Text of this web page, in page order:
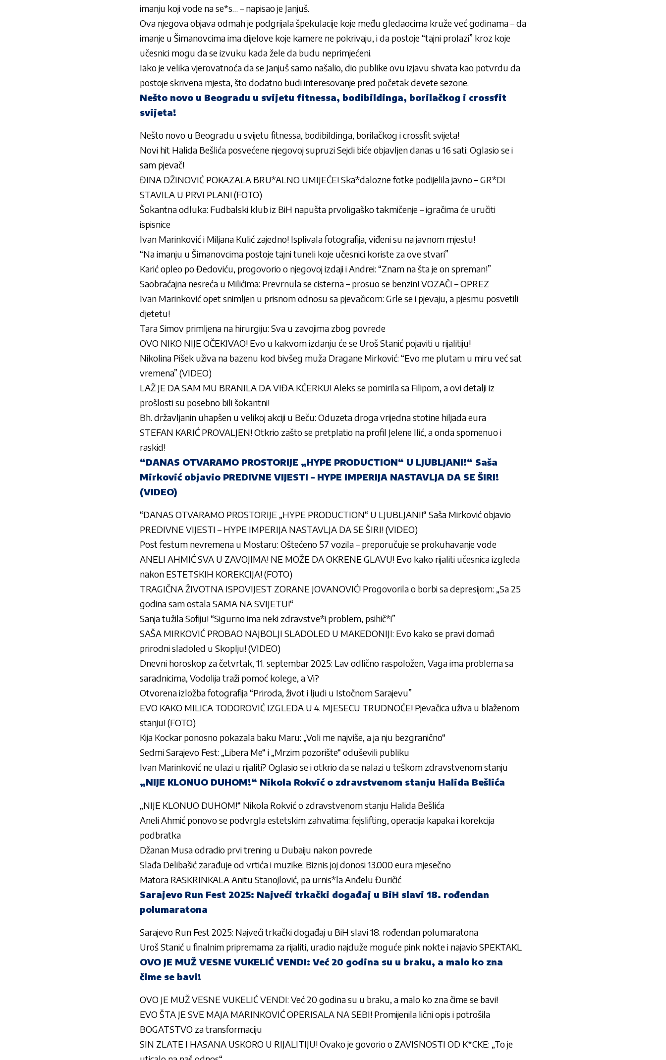
imanju koji vode na se*s… – napisao je Janjuš.
Ova njegova objava odmah je podgrijala špekulacije koje među gledaocima kruže već godinama – da
imanje u Šimanovcima ima dijelove koje kamere ne pokrivaju, i da postoje “tajni prolazi” kroz koje
učesnici mogu da se izvuku kada žele da budu neprimjećeni.
Iako je velika vjerovatnoća da se Janjušsamo našalio, dio publike ovu izjavu shvata kao potvrdu da
postoje skrivena mjesta, što dodatno budi interesovanje pred početak devete sezone.
Nešto novo u Beogradu u svijetu fitnessa, bodibildinga, borilačkog i crossfit
svijeta!
Nešto novo u Beogradu u svijetu fitnessa, bodibildinga, borilačkog i crossfit svijeta!
Novi hit Halida Bešlića posvećene njegovoj supruzi Sejdi biće objavljen danas u 16 sati: Oglasio se i
sam pjevač!
ĐINA DŽINOVIĆ POKAZALA BRU*ALNO UMIJEĆE! Ska*dalozne fotke podijelila javno – GR*DI
STAVILA U PRVI PLAN! (FOTO)
Šokantna odluka: Fudbalski klub iz BiH napušta prvoligaško takmičenje – igračima će uručiti
ispisnice
Ivan Marinković i Miljana Kulić zajedno! Isplivala fotografija, viđeni su na javnom mjestu!
“Na imanju u Šimanovcima postoje tajni tuneli koje učesnici koriste za ove stvari”
Karić opleo po Đedoviću, progovorio o njegovoj izdaji i Andrei: “Znam na šta je on spreman!”
Saobraćajna nesreća u Milićima: Prevrnula se cisterna – prosuo se benzin! VOZAČI – OPREZ
Ivan Marinković opet snimljen u prisnom odnosu sa pjevačicom: Grle se i pjevaju, a pjesmu posvetili
djetetu!
Tara Simov primljena na hirurgiju: Sva u zavojima zbog povrede
OVO NIKO NIJE OČEKIVAO! Evo u kakvom izdanju će se Uroš Stanić pojaviti u rijalitiju!
Nikolina Pišek uživa na bazenu kod bivšeg muža Dragane Mirković: “Evo me plutam u miru već sat
vremena” (VIDEO)
LAŽ JE DA SAM MU BRANILA DA VIĐA KĆERKU! Aleks se pomirila sa Filipom, a ovi detalji iz
prošlosti su posebno bili šokantni!
Bh. državljanin uhapšen u velikoj akciji u Beču: Oduzeta droga vrijedna stotine hiljada eura
STEFAN KARIĆ PROVALJEN! Otkrio zašto se pretplatio na profil Jelene Ilić, a onda spomenuo i
raskid!
“DANAS OTVARAMO PROSTORIJE „HYPE PRODUCTION“ U LJUBLJANI!“ Saša
Mirković objavio PREDIVNE VIJESTI – HYPE IMPERIJA NASTAVLJA DA SE ŠIRI!
(VIDEO)
“DANAS OTVARAMO PROSTORIJE „HYPE PRODUCTION“ U LJUBLJANI!“ Saša Mirković objavio
PREDIVNE VIJESTI – HYPE IMPERIJA NASTAVLJA DA SE ŠIRI! (VIDEO)
Post festum nevremena u Mostaru: Oštećeno 57 vozila – preporučuje se prokuhavanje vode
ANELI AHMIĆ SVA U ZAVOJIMA! NE MOŽE DA OKRENE GLAVU! Evo kako rijaliti učesnica izgleda
nakon ESTETSKIH KOREKCIJA! (FOTO)
TRAGIČNA ŽIVOTNA ISPOVIJEST ZORANE JOVANOVIĆ! Progovorila o borbi sa depresijom: „Sa 25
godina sam ostala SAMA NA SVIJETU!“
Sanja tužila Sofiju! “Sigurno ima neki zdravstve*i problem, psihič*i”
SAŠA MIRKOVIĆ PROBAO NAJBOLJI SLADOLED U MAKEDONIJI: Evo kako se pravi domaći
prirodni sladoled u Skoplju! (VIDEO)
Dnevni horoskop za četvrtak, 11. septembar 2025: Lav odlično raspoložen, Vaga ima problema sa
saradnicima, Vodolija traži pomoć kolege, a Vi?
Otvorena izložba fotografija “Priroda, život i ljudi u Istočnom Sarajevu”
EVO KAKO MILICA TODOROVIĆ IZGLEDA U 4. MJESECU TRUDNOĆE! Pjevačica uživa u blaženom
stanju! (FOTO)
Kija Kockar ponosno pokazala baku Maru: „Voli me najviše, a ja nju bezgranično“
Sedmi Sarajevo Fest: „Libera Me“ i „Mrzim pozorište“ oduševili publiku
Ivan Marinković ne ulazi u rijaliti? Oglasio se i otkrio da se nalazi u teškom zdravstvenom stanju
„NIJE KLONUO DUHOM!“ Nikola Rokvić o zdravstvenom stanju Halida Bešlića
„NIJE KLONUO DUHOM!“ Nikola Rokvić o zdravstvenom stanju Halida Bešlića
Aneli Ahmić ponovo se podvrgla estetskim zahvatima: fejslifting, operacija kapaka i korekcija
podbratka
Džanan Musa odradio prvi trening u Dubaiju nakon povrede
Slađa Delibašić zarađuje od vrtića i muzike: Biznis joj donosi 13.000 eura mjesečno
Matora RASKRINKALA Anitu Stanojlović, pa urnis*la Anđelu Đuričić
Sarajevo Run Fest 2025: Najveći trkački događaj u BiH slavi 18. rođendan
polumaratona
Sarajevo Run Fest 2025: Najveći trkački događaj u BiH slavi 18. rođendan polumaratona
Uroš Stanić u finalnim pripremama za rijaliti, uradio najduže moguće pink nokte i najavio SPEKTAKL
OVO JE MUŽ VESNE VUKELIĆ VENDI: Već 20 godina su u braku, a malo ko zna
čime se bavi!
OVO JE MUŽ VESNE VUKELIĆ VENDI: Već 20 godina su u braku, a malo ko zna čime se bavi!
EVO ŠTA JE SVE MAJA MARINKOVIĆ OPERISALA NA SEBI! Promijenila lični opis i potrošila
BOGATSTVO za transformaciju
SIN ZLATE I HASANA USKORO U RIJALITIJU! Ovako je govorio o ZAVISNOSTI OD K*CKE: „To je